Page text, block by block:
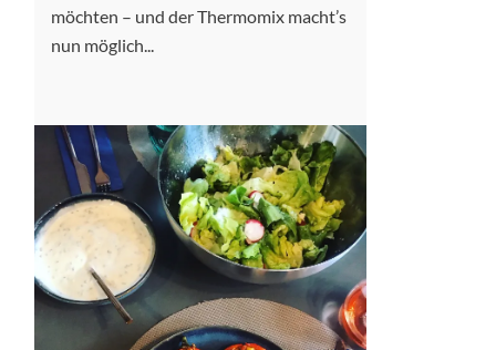
möchten – und der Thermomix macht’s
nun möglich...